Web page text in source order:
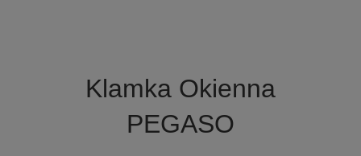
Klamka Okienna
PEGASO